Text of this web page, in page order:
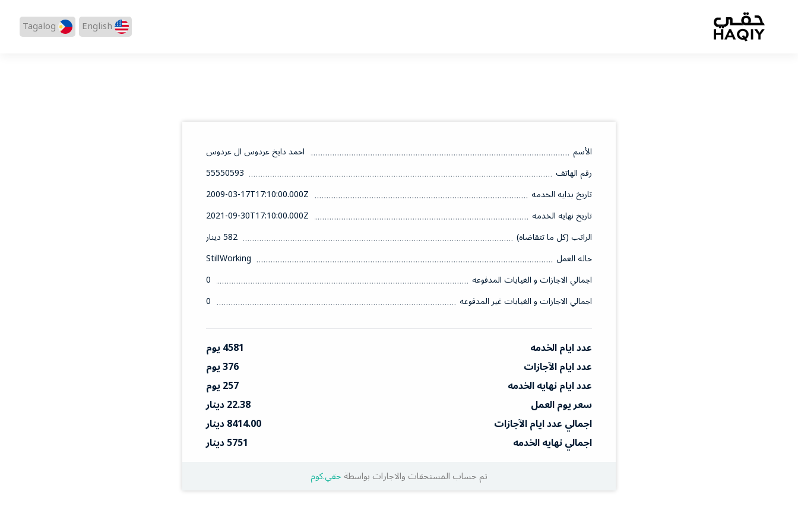
English
Tagalog
الأسم
احمد دايخ عردوس ال عردوس
رقم الهاتف
55550593
تاريخ بدايه الخدمه
2009-03-17T17:10:00.000Z
تاريخ نهايه الخدمه
2021-09-30T17:10:00.000Z
الراتب (كل ما تتقاضاه)
582 دينار
حاله العمل
StillWorking
اجمالي الاجازات و الغيابات المدفوعه
0
اجمالي الاجازات و الغيابات غير المدفوعه
0
عدد ايام الخدمه
4581 يوم
عدد ايام الآجازات
376 يوم
عدد ايام نهايه الخدمه
257 يوم
سعر يوم العمل
22.38 دينار
اجمالي عدد ايام الآجازات
8414.00 دينار
اجمالي نهايه الخدمه
5751 دينار
تم حساب المستحقات والاجارات بواسطةحقي.كوم